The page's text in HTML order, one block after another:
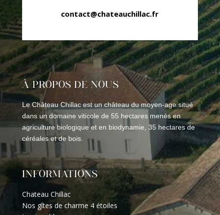
contact@chateauchillac.fr
À PROPOS DE NOUS
Le Château Chillac est un château du moyen-age situé
dans un domaine viticole de 55 hectares menés en
agriculture biologique et en biodynamie, 35 hectares de
céréales et de bois.
INFORMATIONS
Chateau Chillac
Nos gîtes de charme 4 étoiles